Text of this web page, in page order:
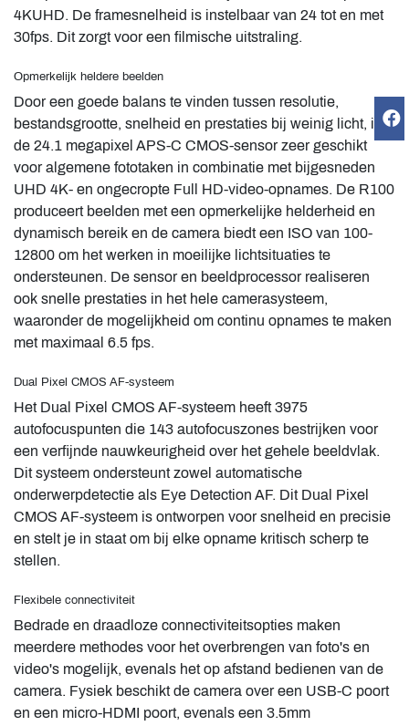
4KUHD. De framesnelheid is instelbaar van 24 tot en met
30fps. Dit zorgt voor een filmische uitstraling.
Opmerkelijk heldere beelden
Door een goede balans te vinden tussen resolutie,
bestandsgrootte, snelheid en prestaties bij weinig licht, is
de 24.1 megapixel APS-C CMOS-sensor zeer geschikt
voor algemene fototaken in combinatie met bijgesneden
UHD 4K- en ongecropte Full HD-video-opnames. De R100
produceert beelden met een opmerkelijke helderheid en
dynamisch bereik en de camera biedt een ISO van 100-
12800 om het werken in moeilijke lichtsituaties te
ondersteunen. De sensor en beeldprocessor realiseren
ook snelle prestaties in het hele camerasysteem,
waaronder de mogelijkheid om continu opnames te maken
met maximaal 6.5 fps.
Dual Pixel CMOS AF-systeem
Het Dual Pixel CMOS AF-systeem heeft 3975
autofocuspunten die 143 autofocuszones bestrijken voor
een verfijnde nauwkeurigheid over het gehele beeldvlak.
Dit systeem ondersteunt zowel automatische
onderwerpdetectie als Eye Detection AF. Dit Dual Pixel
CMOS AF-systeem is ontworpen voor snelheid en precisie
en stelt je in staat om bij elke opname kritisch scherp te
stellen.
Flexibele connectiviteit
Bedrade en draadloze connectiviteitsopties maken
meerdere methodes voor het overbrengen van foto's en
video's mogelijk, evenals het op afstand bedienen van de
camera. Fysiek beschikt de camera over een USB-C poort
en een micro-HDMI poort, evenals een 3.5mm